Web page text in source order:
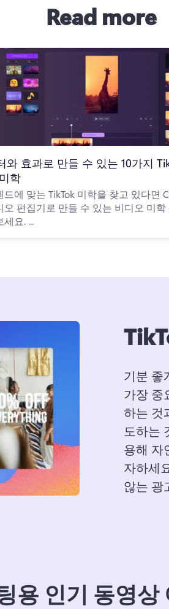
Read more
와 효과로 만들 수 있는 10가지
학
드에 맞는 TikTok 미학을 찾고 있다면
오 편집기로 만들 수 있는 비디오 미학
세요. ...
기분 좋
가장 중
하는 것
도하는
용해 자
자하세
않는 광
용 인기 동영상